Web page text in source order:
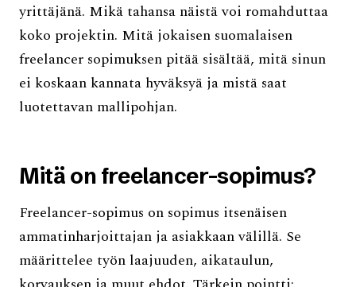
yrittäjänä. Mikä tahansa näistä voi romahduttaa
koko projektin. Mitä jokaisen suomalaisen
freelancer sopimuksen pitää sisältää, mitä sinun
ei koskaan kannata hyväksyä ja mistä saat
luotettavan mallipohjan.
Mitä on freelancer-sopimus?
Freelancer-sopimus on sopimus itsenäisen
ammatinharjoittajan ja asiakkaan välillä. Se
määrittelee työn laajuuden, aikataulun,